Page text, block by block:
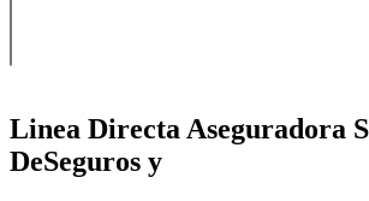
Linea Directa Aseguradora
DeSeguros y